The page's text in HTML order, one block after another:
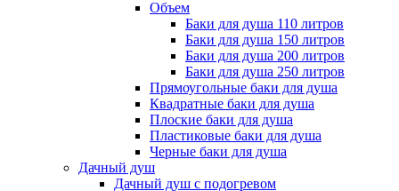
Объем
Баки для душа 110 литров
Баки для душа 150 литров
Баки для душа 200 литров
Баки для душа 250 литров
Прямоугольные баки для душа
Квадратные баки для душа
Плоские баки для душа
Пластиковые баки для душа
Черные баки для душа
Дачный душ
Дачный душ с подогревом